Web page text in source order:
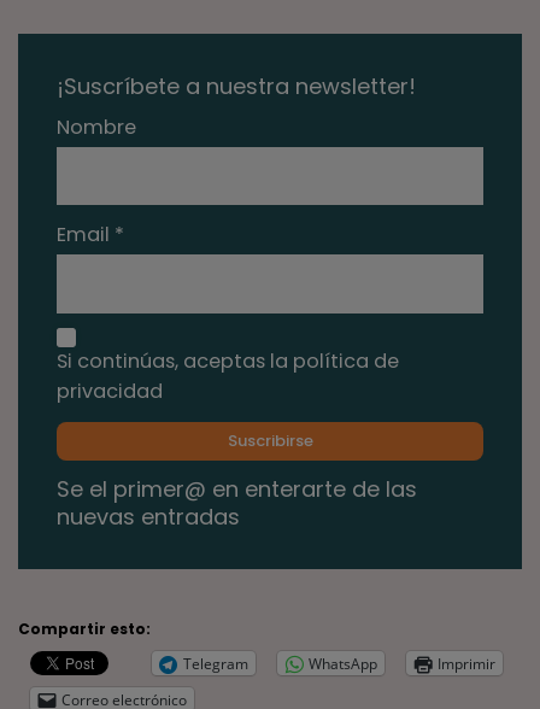
¡Suscríbete a nuestra newsletter!
Nombre
Email *
Si continúas, aceptas la política de
privacidad
Se el primer@ en enterarte de las
nuevas entradas
Compartir esto:
Telegram
WhatsApp
Imprimir
Correo electrónico